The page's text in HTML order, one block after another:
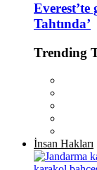
Everest’te
Tahtında’
Trending
İnsan Hakları